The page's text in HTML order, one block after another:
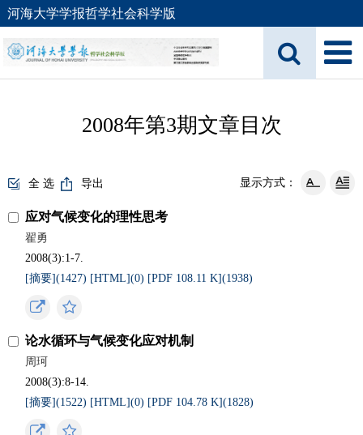
河海大学学报哲学社会科学版
2008年第3期文章目次
全 选 导出 显示方式：
应对气候变化的理性思考
翟勇
2008(3):1-7.
[摘要](1427) [HTML](0) [PDF 108.11 K](1938)
论水循环与气候变化应对机制
周珂
2008(3):8-14.
[摘要](1522) [HTML](0) [PDF 104.78 K](1828)